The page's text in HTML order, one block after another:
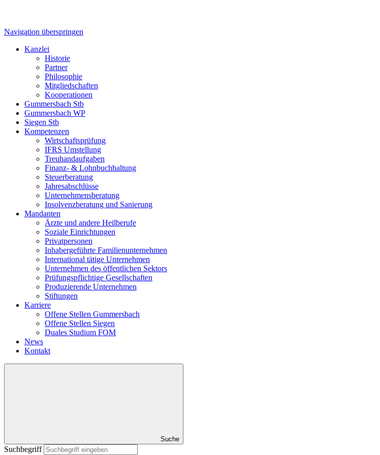
Navigation überspringen
Kanzlei
Historie
Partner
Philosophie
Mitgliedschaften
Kooperationen
Gummersbach Stb
Gummersbach WP
Siegen Stb
Kompetenzen
Wirtschaftsprüfung
IFRS Umstellung
Treuhandaufgaben
Finanz- & Lohnbuchhaltung
Steuerberatung
Jahresabschlüsse
Unternehmensberatung
Insolvenzberatung und Sanierung
Mandanten
Ärzte und andere Heilberufe
Soziale Einrichtungen
Privatpersonen
Inhabergeführte Familienunternehmen
International tätige Unternehmen
Unternehmen des öffentlichen Sektors
Prüfungspflichtige Gesellschaften
Produzierende Unternehmen
Stiftungen
Karriere
Offene Stellen Gummersbach
Offene Stellen Siegen
Duales Studium FOM
News
Kontakt
Suche
Suchbegriff